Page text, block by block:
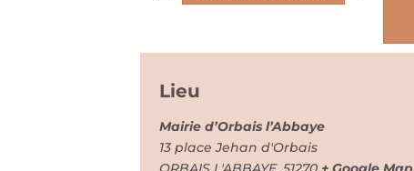
Lieu
Mairie d’Orbais l’Abbaye
13 place Jehan d'Orbais